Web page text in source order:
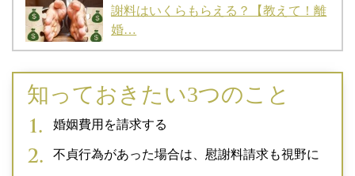
謝料はいくらもらえる？【教えて！離
婚…
知っておきたい3つのこと
婚姻費用を請求する
不貞行為があった場合は、慰謝料請求も視野に